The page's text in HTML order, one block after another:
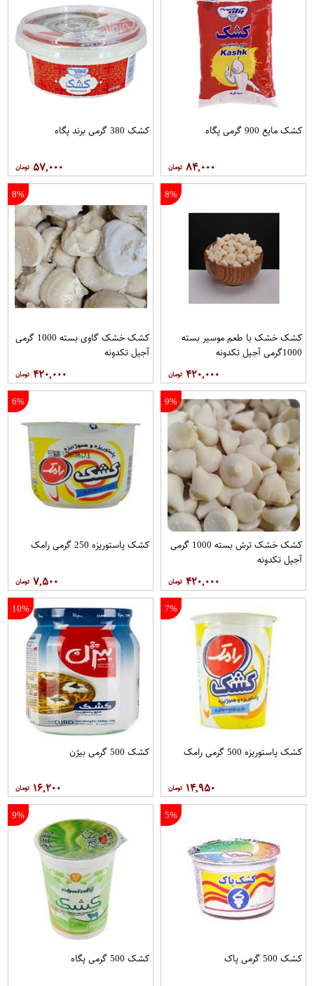
کشک مایع 900 گرمی پگاه
۸۴,۰۰۰
کشک 380 گرمی برند پگاه
۵۷,۰۰۰
8%
کشک خشک با طعم موسیر بسته
1000گرمی آجیل تکدونه
۴۲۰,۰۰۰
8%
کشک خشک گاوی بسته 1000 گرمی
آجیل تکدونه
۴۲۰,۰۰۰
9%
کشک خشک ترش بسته 1000 گرمی
آجیل تکدونه
۴۲۰,۰۰۰
6%
کشک پاستوریزه 250 گرمی رامک
۷,۵۰۰
7%
کشک پاستوریزه 500 گرمی رامک
۱۴,۹۵۰
10%
کشک 500 گرمی بیژن
۱۶,۲۰۰
5%
کشک 500 گرمی پاک
9%
کشک 500 گرمی پگاه